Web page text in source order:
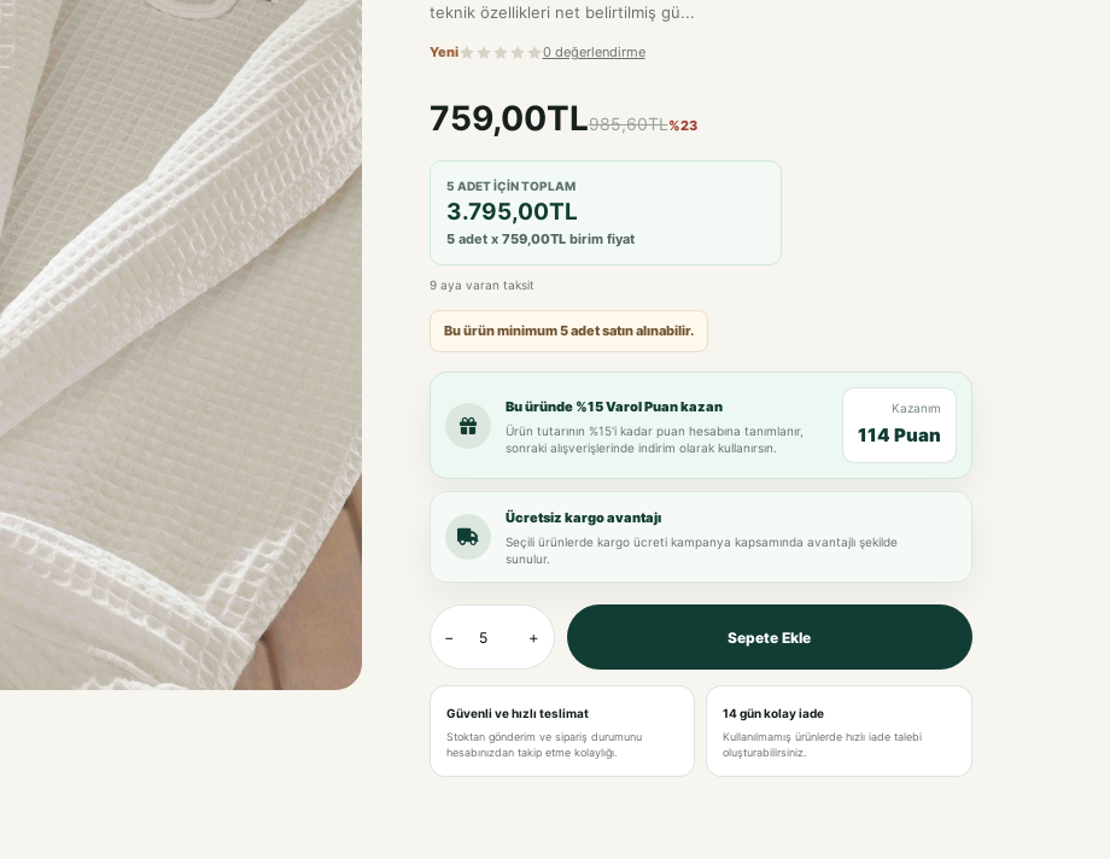
teknik özellikleri net belirtilmiş gü...
Yeni 0 değerlendirme
759,00TL985,60TL%23
5 ADET IÇIN TOPLAM
3.795,00TL
5adet x 759,00TLbirim fiyat
9 aya varan taksit
Bu ürün minimum 5 adet satın alınabilir.
Bu üründe %15 Varol Puan kazan
Ürün tutarının %15'i kadar puan hesabına tanımlanır,
sonraki alışverişlerinde indirim olarak kullanırsın.
Kazanım
114 Puan
Ücretsiz kargo avantajı
Seçili ürünlerde kargo ücreti kampanya kapsamında avantajlı şekilde
sunulur.
− + Sepete Ekle
Güvenli ve hızlı teslimat
Stoktan gönderim ve sipariş durumunu
hesabınızdan takip etme kolaylığı.
14 gün kolay iade
Kullanılmamış ürünlerde hızlı iade talebi
oluşturabilirsiniz.